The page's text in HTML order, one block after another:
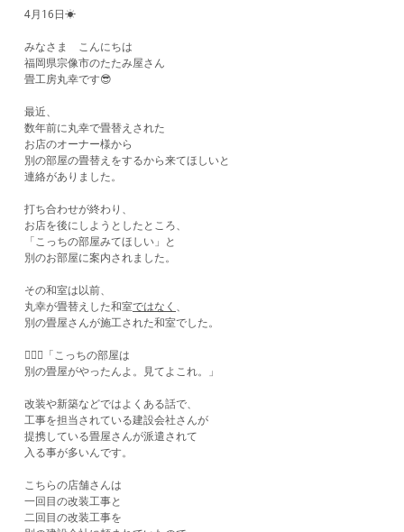
4月16日☀
みなさま こんにちは
福岡県宗像市のたたみ屋さん
畳工房丸幸です😎
最近、
数年前に丸幸で畳替えされた
お店のオーナー様から
別の部屋の畳替えをするから来てほしいと
連絡がありました。
打ち合わせが終わり、
お店を後にしようとしたところ、
「こっちの部屋みてほしい」と
別のお部屋に案内されました。
その和室は以前、
丸幸が畳替えした和室ではなく
別の畳屋さんが施工された和室でした。
🙍🏻‍♀️「こっちの部屋は
別の畳屋がやったんよ。見てよこれ。」
改装や新築などではよくある話で、
工事を担当されている建設会社さんが
提携している畳屋さんが派遣されて
入る事が多いんです。
こちらの店舗さんは
一回目の改装工事と
二回目の改装工事を